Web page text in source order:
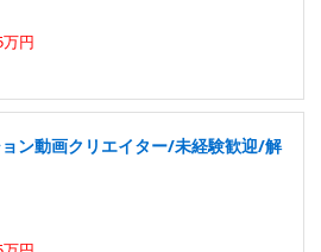
円
ン動画クリエイター/未経験歓迎/解